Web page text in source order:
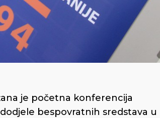
je početna konferencija
bespovratnih sredstava u